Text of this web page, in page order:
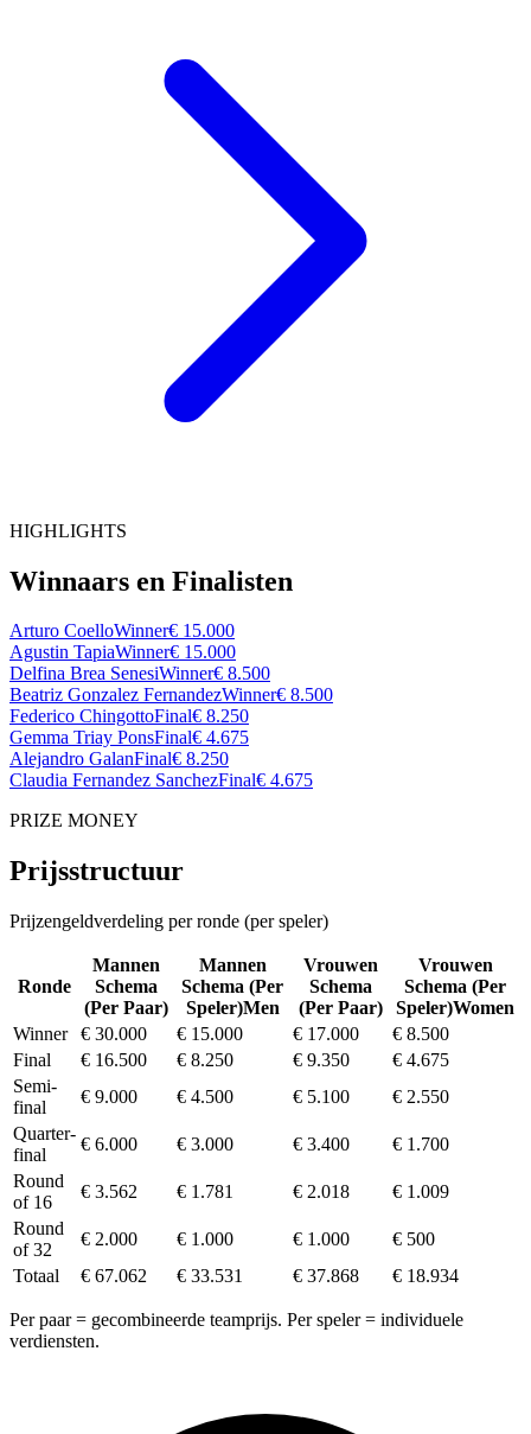
HIGHLIGHTS
Winnaars en Finalisten
Arturo CoelloWinner€ 15.000
Agustin TapiaWinner€ 15.000
Delfina Brea SenesiWinner€ 8.500
Beatriz Gonzalez FernandezWinner€ 8.500
Federico ChingottoFinal€ 8.250
Gemma Triay PonsFinal€ 4.675
Alejandro GalanFinal€ 8.250
Claudia Fernandez SanchezFinal€ 4.675
PRIZE MONEY
Prijsstructuur
Prijzengeldverdeling per ronde (per speler)
Ronde
Mannen
Schema
(Per Paar)
Mannen
Schema (Per
Speler)Men
Vrouwen
Schema
(Per Paar)
Vrouwen
Schema (Per
Speler)Women
Winner
€ 30.000 € 15.000 € 17.000
€ 8.500
Final
€ 16.500 € 8.250 € 9.350
€ 4.675
Semi-
final
€ 9.000 € 4.500 € 5.100
€ 2.550
Quarter-
final
€ 6.000 € 3.000 € 3.400
€ 1.700
Round
of 16
€ 3.562 € 1.781 € 2.018
€ 1.009
Round
of 32
€ 2.000 € 1.000 € 1.000
€ 500
Totaal
€ 67.062 € 33.531 € 37.868 € 18.934
Per paar = gecombineerde teamprijs. Per speler = individuele
verdiensten.